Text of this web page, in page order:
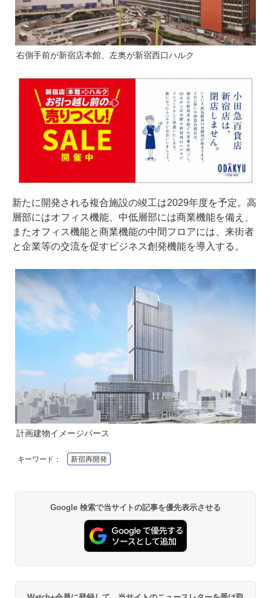
右側手前が新宿店本館、左奥が新宿西口ハルク
新たに開発される複合施設の竣工は2029年度を予定。高
層部にはオフィス機能、中低層部には商業機能を備え、
またオフィス機能と商業機能の中間フロアには、来街者
と企業等の交流を促すビジネス創発機能を導入する。
計画建物イメージパース
キーワード： 新宿再開発
Google 検索で当サイトの記事を優先表示させる